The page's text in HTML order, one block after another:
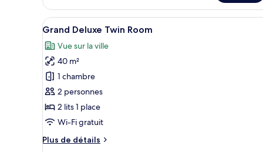
le
type
de
Chambre
Triple
Deluxe
Afficher
toutes
les
photos
pour
ce
type
de
chambre :
Grand
Une chambre d’hôtel avec
5
Grand Deluxe Twin Room
Vue sur la ville
40 m²
1 chambre
2 personnes
2 lits 1 place
Wi-Fi gratuit
Plus de détails
Plus